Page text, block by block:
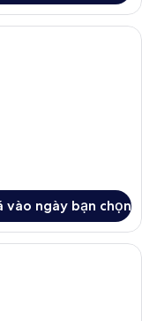
kháng dị ứng,
vào ngày bạn chọn
kháng dị ứng,